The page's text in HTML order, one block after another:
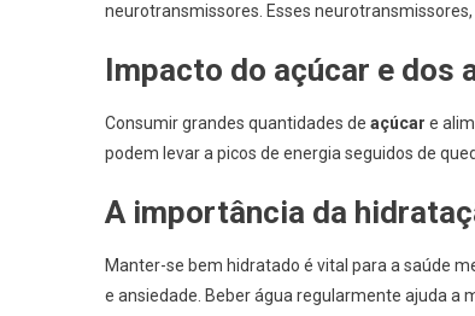
neurotransmissores. Esses
Impacto do açúcar e dos
Consumir grandes quantidades de açúcar e
podem levar a picos de energia seguidos de
A importância da
Manter-se bem hidratado é vital para a saúde
e ansiedade. Beber água regularmente ajuda a